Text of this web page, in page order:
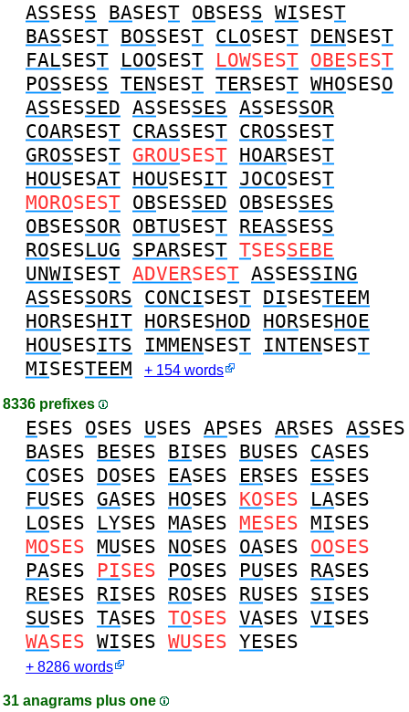
ASSESS BASEST OBSESS WISEST
BASSEST BOSSEST CLOSEST DENSEST
FALSEST LOOSEST LOWSEST OBESEST
POSSESS TENSEST TERSEST WHOSESO
ASSESSED ASSESSES ASSESSOR
COARSEST CRASSEST CROSSEST
GROSSEST GROUSEST HOARSEST
HOUSESAT HOUSESIT JOCOSEST
MOROSEST OBSESSED OBSESSES
OBSESSOR OBTUSEST REASSESS
ROSESLUG SPARSEST TSESSEBE
UNWISEST ADVERSEST ASSESSING
ASSESSORS CONCISEST DISESTEEM
HORSESHIT HORSESHOD HORSESHOE
HOUSESITS IMMENSEST INTENSEST
MISESTEEM + 154 words
8336 prefixes
ESES OSES USES APSES ARSES ASSES
BASES BESES BISES BUSES CASES
COSES DOSES EASES ERSES ESSES
FUSES GASES HOSES KOSES LASES
LOSES LYSES MASES MESES MISES
MOSES MUSES NOSES OASES OOSES
PASES PISES POSES PUSES RASES
RESES RISES ROSES RUSES SISES
SUSES TASES TOSES VASES VISES
WASES WISES WUSES YESES
+ 8286 words
31 anagrams plus one